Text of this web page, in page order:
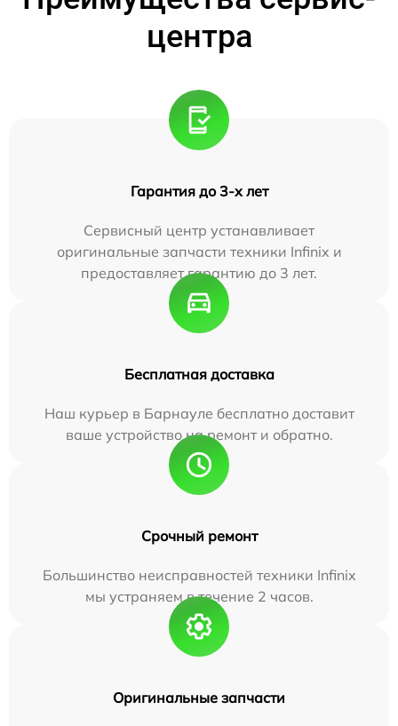
центра
Гарантия до 3-х лет
Сервисный центр устанавливает
оригинальные запчасти техники Infinix и
предоставляет гарантию до 3 лет.
Бесплатная доставка
Наш курьер в Барнауле бесплатно доставит
ваше устройство на ремонт и обратно.
Срочный ремонт
Большинство неисправностей техники Infinix
мы устраняем в течение 2 часов.
Оригинальные запчасти